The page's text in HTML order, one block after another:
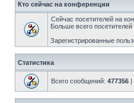
Кто сейчас на конференции
Сейчас посетителей на
Больше всего посетителей
Зарегистрированные
Статистика
Всего сообщений: 477356 |